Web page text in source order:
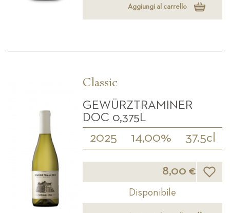
Aggiungi al carrello
Classic
GEWÜRZTRAMINER
DOC 0,375L
2025 14,00% 37.5cl
8,00 € Lista
Disponibile